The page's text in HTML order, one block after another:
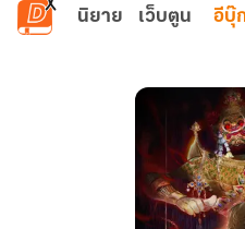
ข้ามไปยังเนื้อหาหลัก
นิยาย เว็บตูน อีบุ๊